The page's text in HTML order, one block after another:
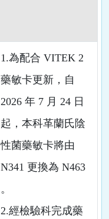
1.為配合 VITEK 2
藥敏卡更新，自
2026 年 7 月 24 日
起，本科革蘭氏陰
性菌藥敏卡將由
N341 更換為 N463
。
2.經檢驗科完成藥